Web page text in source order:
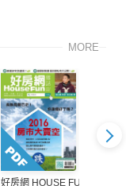
MORE
好房網 HOUSE FUN